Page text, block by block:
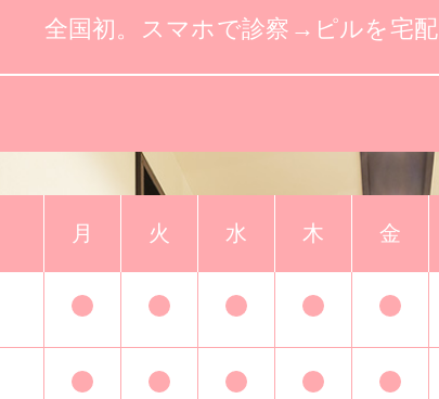
全国初。スマホで診察→ピルを宅配
月 火 水 木 金